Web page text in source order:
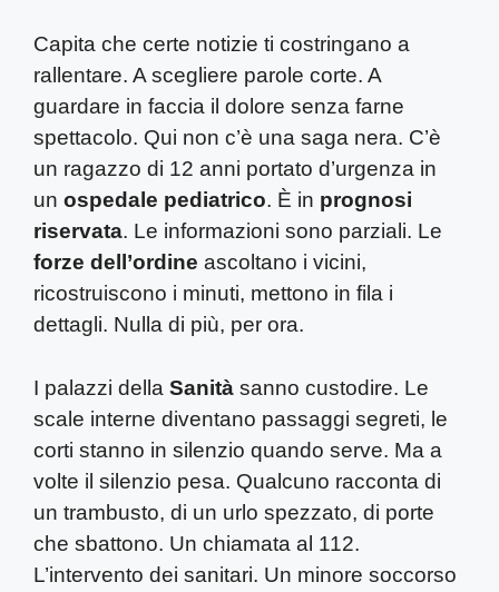
Capita che certe notizie ti costringano a
rallentare. A scegliere parole corte. A
guardare in faccia il dolore senza farne
spettacolo. Qui non c’è una saga nera. C’è
un ragazzo di 12 anni portato d’urgenza in
un ospedale pediatrico. È in prognosi
riservata. Le informazioni sono parziali. Le
forze dell’ordine ascoltano i vicini,
ricostruiscono i minuti, mettono in fila i
dettagli. Nulla di più, per ora.
I palazzi della Sanità sanno custodire. Le
scale interne diventano passaggi segreti, le
corti stanno in silenzio quando serve. Ma a
volte il silenzio pesa. Qualcuno racconta di
un trambusto, di un urlo spezzato, di porte
che sbattono. Un chiamata al 112.
L’intervento dei sanitari. Un minore soccorso